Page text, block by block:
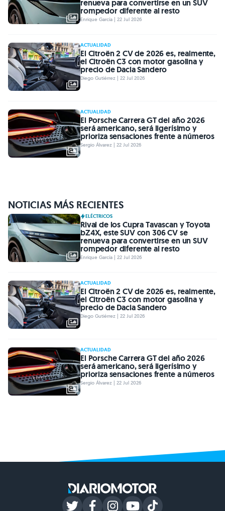
renueva para convertirse en un SUV
rompedor diferente al resto
Enrique García | 22 Jul 2026
ACTUALIDAD
El Citroën 2 CV de 2026 es, realmente,
el Citroën C3 con motor gasolina y
precio de Dacia Sandero
Diego Gutiérrez | 22 Jul 2026
ACTUALIDAD
El Porsche Carrera GT del año 2026
será americano, será ligerísimo y
prioriza sensaciones frente a números
Sergio Álvarez | 22 Jul 2026
NOTICIAS MÁS RECIENTES
ELÉCTRICOS
Rival de los Cupra Tavascan y Toyota
bZ4X, este SUV con 306 CV se
renueva para convertirse en un SUV
rompedor diferente al resto
Enrique García | 22 Jul 2026
ACTUALIDAD
El Citroën 2 CV de 2026 es, realmente,
el Citroën C3 con motor gasolina y
precio de Dacia Sandero
Diego Gutiérrez | 22 Jul 2026
ACTUALIDAD
El Porsche Carrera GT del año 2026
será americano, será ligerísimo y
prioriza sensaciones frente a números
Sergio Álvarez | 22 Jul 2026